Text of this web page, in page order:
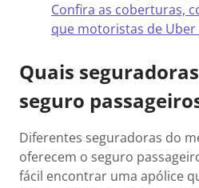
Confira as coberturas,
que motoristas de Uber
Quais
seguro
Diferentes seguradoras do
oferecem o seguro
fácil encontrar uma apólice